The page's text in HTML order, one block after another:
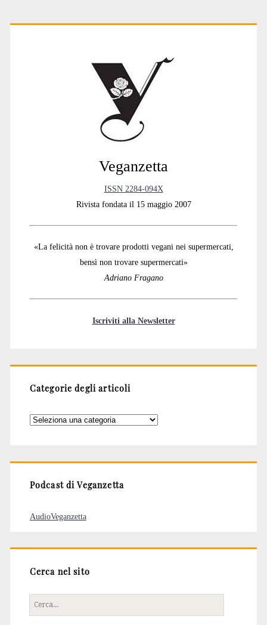
i
Primary
Veganzetta
ISSN 2284-094X
Rivista fondata il 15 maggio 2007
«La felicità non è trovare prodotti vegani nei supermercati,
bensì non trovare supermercati»
Adriano Fragano
Iscriviti alla Newsletter
Categorie degli articoli
Categorie
Podcast di Veganzetta
AudioVeganzetta
Cerca nel sito
Cerca
per: